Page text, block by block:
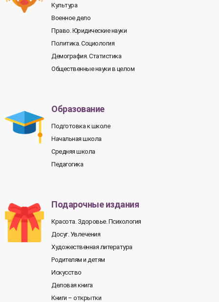
Культура
Военное дело
Право. Юридические науки
Политика. Социология
Демография. Статистика
Общественные науки в целом
Образование
Подготовка к школе
Начальная школа
Средняя школа
Педагогика
Подарочные издания
Красота. Здоровье. Психология
Досуг. Увлечения
Художественная литература
Родителям и детям
Искусство
Деловая книга
Книги – открытки